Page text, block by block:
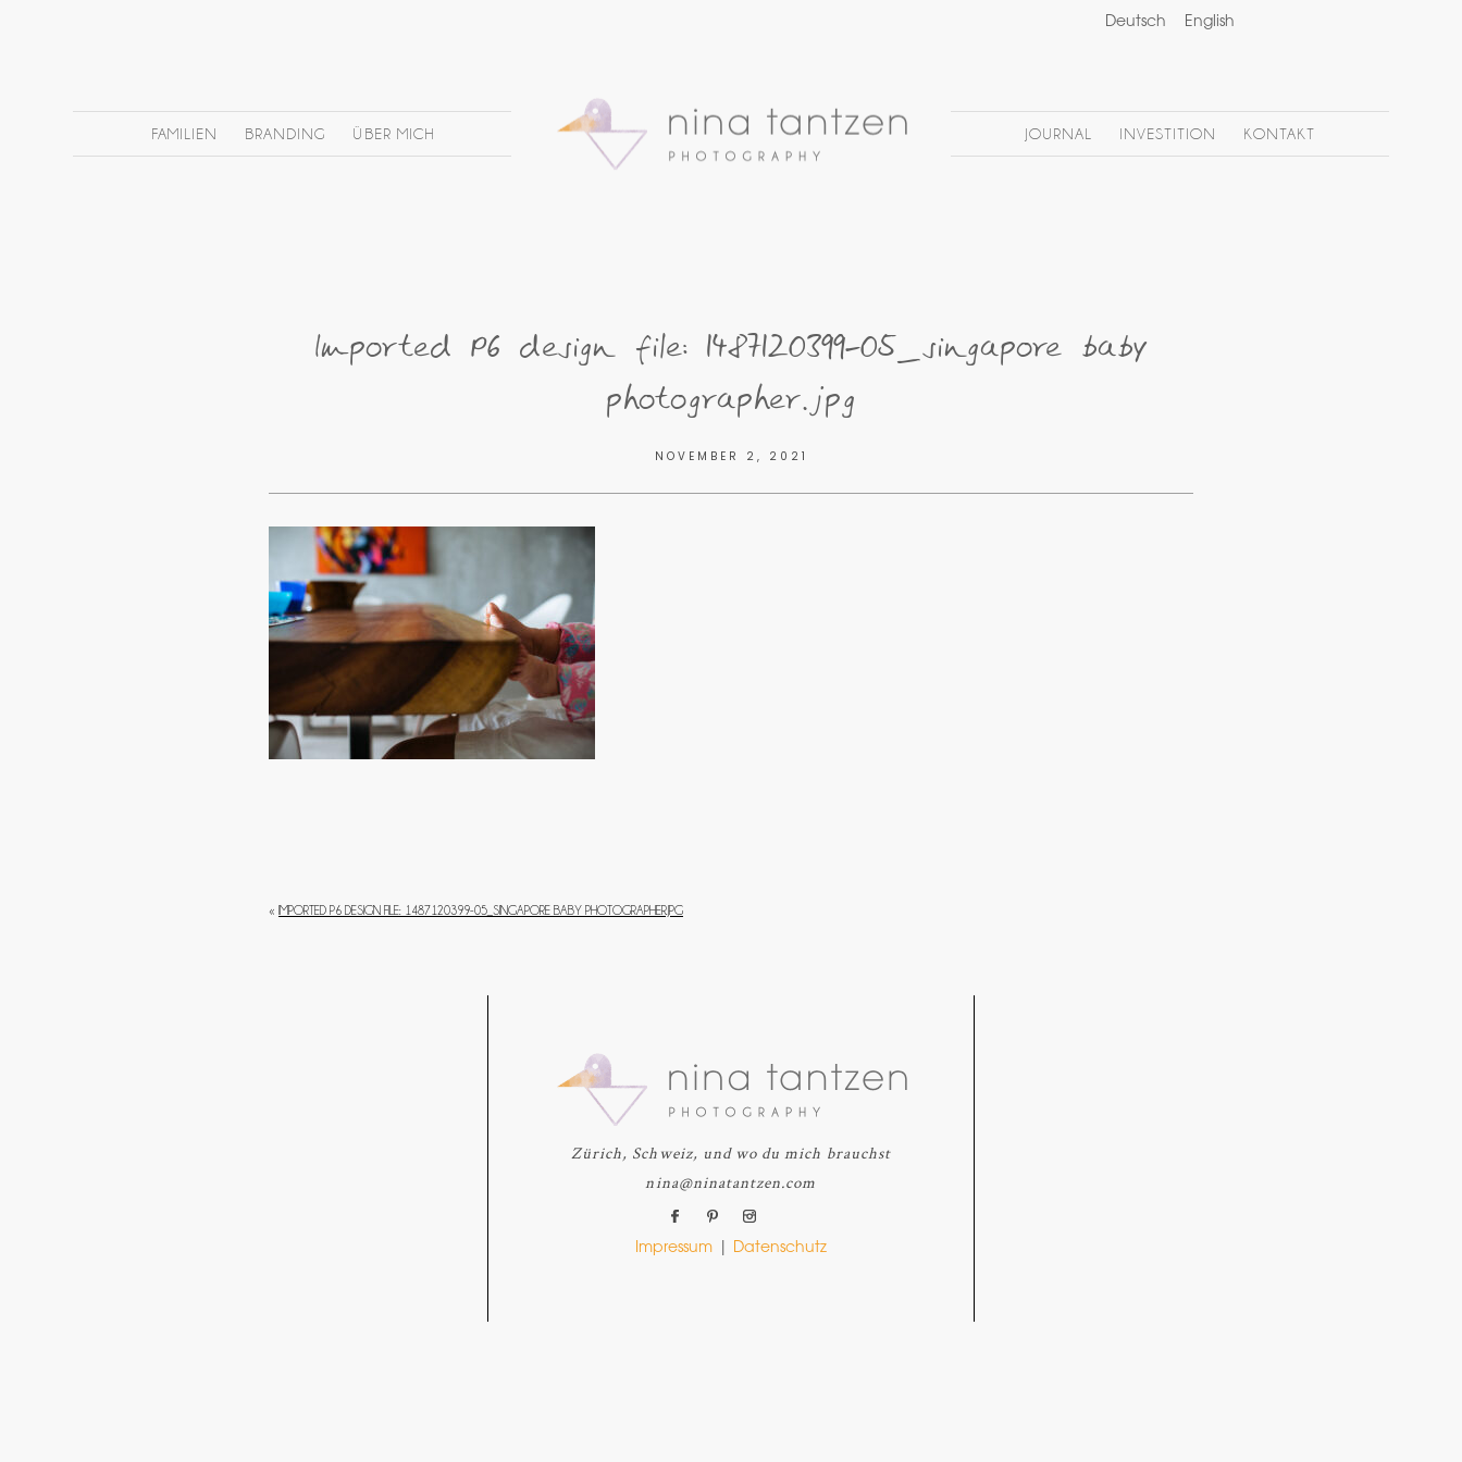
Deutsch English
FAMILIEN BRANDING ÜBER MICH JOURNAL INVESTITION KONTAKT
Imported P6 design file: 1487120399-05_singapore baby
photographer.jpg
NOVEMBER 2, 2021
« IMPORTED P6 DESIGN FILE: 1487120399-05_SINGAPORE BABY PHOTOGRAPHER.JPG
Zürich, Schweiz, und wo du mich brauchst
nina@ninatantzen.com
Impressum| Datenschutz